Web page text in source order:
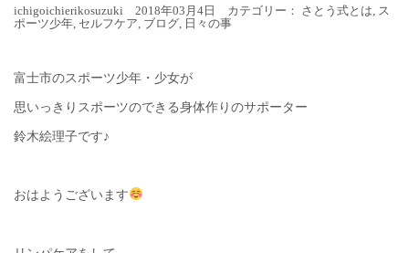
ichigoichierikosuzuki 2018年03月4日 カテゴリー： さとう式とは, ス
ポーツ少年, セルフケア, ブログ, 日々の事
富士市のスポーツ少年・少女が
思いっきりスポーツのできる身体作りのサポーター
鈴木絵理子です♪
おはようございます